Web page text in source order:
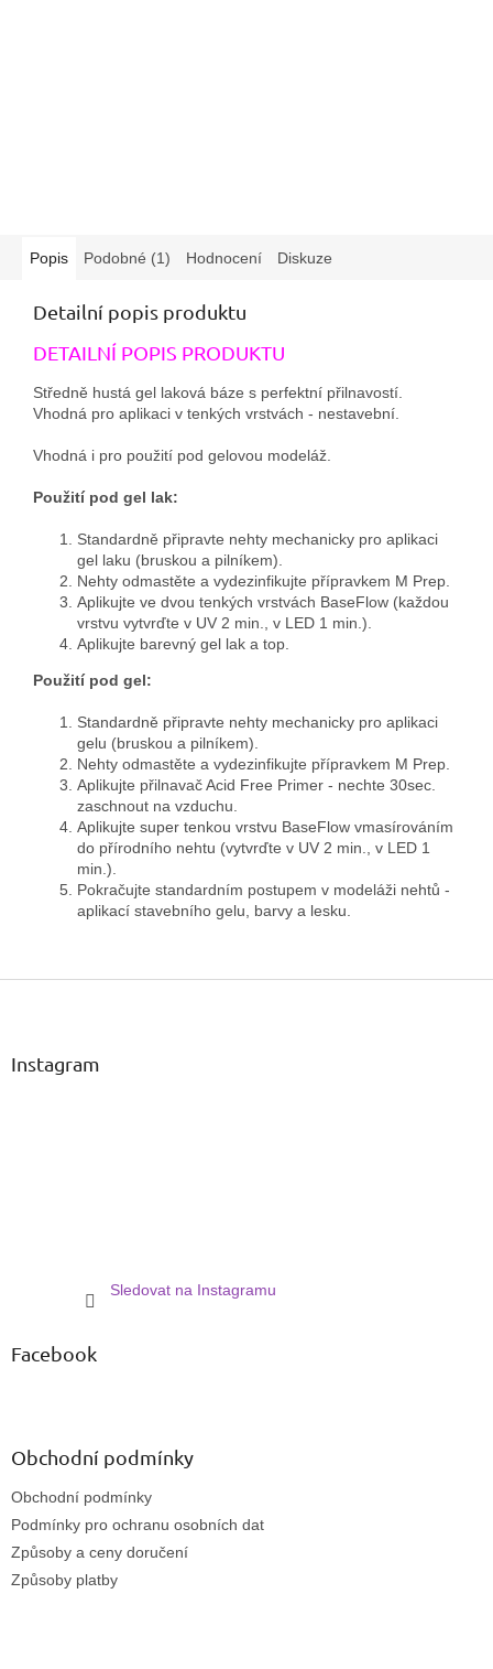
Popis Podobné (1) Hodnocení Diskuze
Detailní popis produktu
DETAILNÍ POPIS PRODUKTU
Středně hustá gel laková báze s perfektní přilnavostí.
Vhodná pro aplikaci v tenkých vrstvách - nestavební.
Vhodná i pro použití pod gelovou modeláž.
Použití pod gel lak:
Standardně připravte nehty mechanicky pro aplikaci
gel laku (bruskou a pilníkem).
Nehty odmastěte a vydezinfikujte přípravkem M Prep.
Aplikujte ve dvou tenkých vrstvách BaseFlow (každou
vrstvu vytvrďte v UV 2 min., v LED 1 min.).
Aplikujte barevný gel lak a top.
Použití pod gel:
Standardně připravte nehty mechanicky pro aplikaci
gelu (bruskou a pilníkem).
Nehty odmastěte a vydezinfikujte přípravkem M Prep.
Aplikujte přilnavač Acid Free Primer - nechte 30sec.
zaschnout na vzduchu.
Aplikujte super tenkou vrstvu BaseFlow vmasírováním
do přírodního nehtu (vytvrďte v UV 2 min., v LED 1
min.).
Pokračujte standardním postupem v modeláži nehtů -
aplikací stavebního gelu, barvy a lesku.
Z
Instagram
Sledovat na Instagramu
Facebook
Obchodní podmínky
Obchodní podmínky
Podmínky pro ochranu osobních dat
Způsoby a ceny doručení
Způsoby platby